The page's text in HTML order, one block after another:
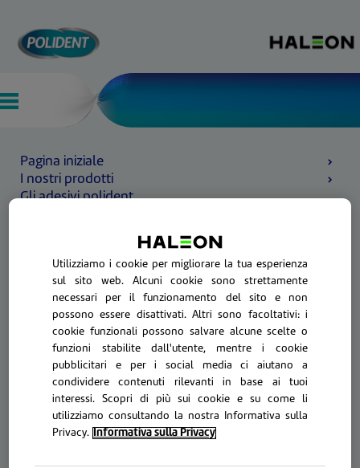
Pagina iniziale
I nostri prodotti
Gli adesivi polident
Utilizziamo i cookie per migliorare la tua esperienza
sul sito web. Alcuni cookie sono strettamente
necessari per il funzionamento del sito e non
possono essere disattivati. Altri sono facoltativi: i
cookie funzionali possono salvare alcune scelte o
funzioni stabilite dall'utente, mentre i cookie
pubblicitari e per i social media ci aiutano a
condividere contenuti rilevanti in base ai tuoi
interessi. Scopri di più sui cookie e su come li
utilizziamo consultando la nostra Informativa sulla
Privacy.
Informativa sulla Privacy